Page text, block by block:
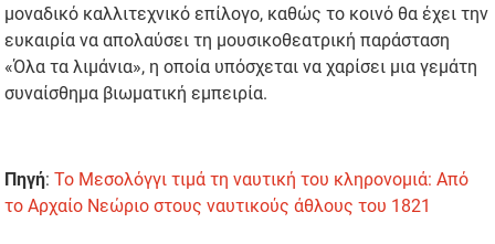
μοναδικό καλλιτεχνικό επίλογο, καθώς το κοινό θα έχει την
ευκαιρία να απολαύσει τη μουσικοθεατρική παράσταση
«Όλα τα λιμάνια», η οποία υπόσχεται να χαρίσει μια γεμάτη
συναίσθημα βιωματική εμπειρία.
Πηγή:Το Μεσολόγγι τιμά τη ναυτική του κληρονομιά: Από
το Αρχαίο Νεώριο στους ναυτικούς άθλους του 1821